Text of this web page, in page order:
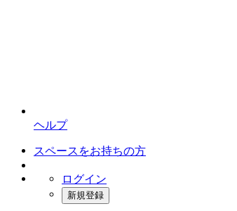
ヘルプ
スペースをお持ちの方
ログイン
新規登録